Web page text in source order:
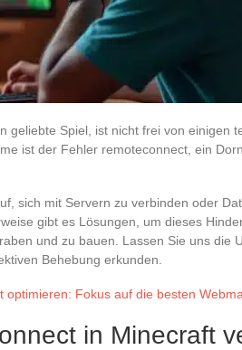
geliebte Spiel, ist nicht frei von einigen
ist der Fehler remoteconnect, ein
sich mit Servern zu verbinden oder
gibt es Lösungen, um dieses
und zu bauen. Lassen Sie uns die
Behebung erkunden.
optimieren: Fokus auf die besten
in Minecraft